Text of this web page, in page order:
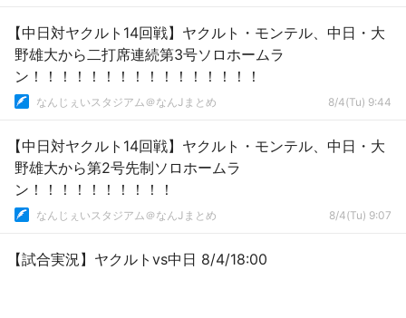
【中日対ヤクルト14回戦】ヤクルト・モンテル、中日・大
野雄大から二打席連続第3号ソロホームラ
ン！！！！！！！！！！！！！！！！
なんじぇいスタジアム＠なんJまとめ 8/4(Tu) 9:44
【中日対ヤクルト14回戦】ヤクルト・モンテル、中日・大
野雄大から第2号先制ソロホームラ
ン！！！！！！！！！！
なんじぇいスタジアム＠なんJまとめ 8/4(Tu) 9:07
【試合実況】ヤクルトvs中日 8/4/18:00